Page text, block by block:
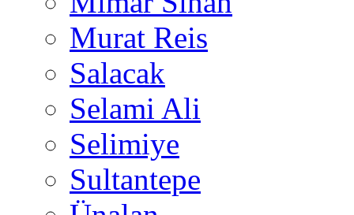
Murat Reis
Salacak
Selami Ali
Selimiye
Sultantepe